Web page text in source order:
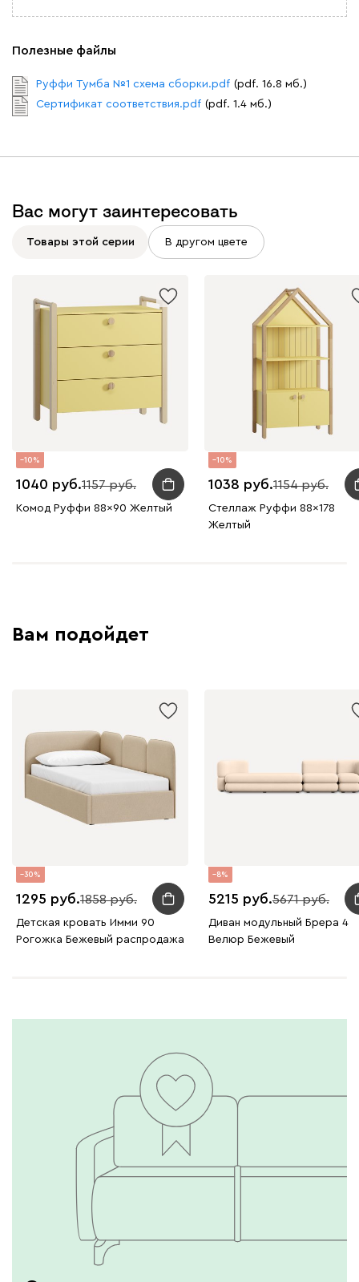
Полезные файлы
Руффи Тумба №1 схема сборки.pdf (pdf. 16.8 мб.)
Сертификат соответствия.pdf (pdf. 1.4 мб.)
Вас могут заинтересовать
Товары этой серии В другом цвете
10
1040 1157
Комод Руффи 88x90 Желтый
10
1038 1154
Стеллаж Руффи 88x178
Желтый
Вам подойдет
30
1295 1858
Детская кровать Имми 90
Рогожка Бежевый распродажа
8
5215 5671
Диван модульный Брера 4
Велюр Бежевый